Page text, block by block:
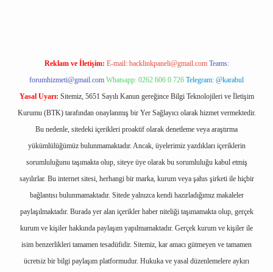
Reklam ve İletişim: E-mail: backlinkpaneli@gmail.com Teams:
forumhizmeti@gmail.com Whatsapp: 0262 606 0 726 Telegram: @karabul
Yasal Uyarı: Sitemiz, 5651 Sayılı Kanun gereğince Bilgi Teknolojileri ve İletişim
Kurumu (BTK) tarafından onaylanmış bir Yer Sağlayıcı olarak hizmet vermektedir.
Bu nedenle, sitedeki içerikleri proaktif olarak denetleme veya araştırma
yükümlülüğümüz bulunmamaktadır. Ancak, üyelerimiz yazdıkları içeriklerin
sorumluluğunu taşımakta olup, siteye üye olarak bu sorumluluğu kabul etmiş
sayılırlar. Bu internet sitesi, herhangi bir marka, kurum veya şahıs şirketi ile hiçbir
bağlantısı bulunmamaktadır. Sitede yalnızca kendi hazırladığımız makaleler
paylaşılmaktadır. Burada yer alan içerikler haber niteliği taşımamakta olup, gerçek
kurum ve kişiler hakkında paylaşım yapılmamaktadır. Gerçek kurum ve kişiler ile
isim benzerlikleri tamamen tesadüfidir. Sitemiz, kar amacı gütmeyen ve tamamen
ücretsiz bir bilgi paylaşım platformudur. Hukuka ve yasal düzenlemelere aykırı